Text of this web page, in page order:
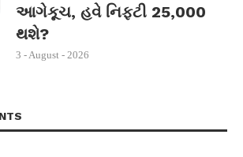
આગેકૂચ, હવે નિફ્ટી 25,000
થશે?
3 - August - 2026